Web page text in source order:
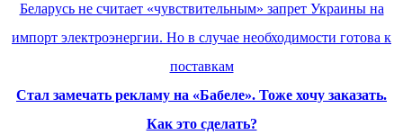
Беларусь не считает «чувствительным» запрет Украины на
импорт электроэнергии. Но в случае необходимости готова к
поставкам
Стал замечать рекламу на «Бабеле». Тоже хочу заказать.
Как это сделать?